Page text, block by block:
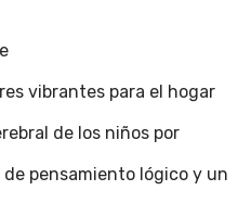
vibrantes para el hogar
de los niños por
pensamiento lógico y un